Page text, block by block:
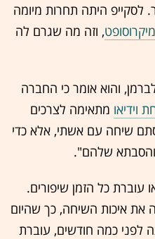
לסקייפ היתה תחרות מיומה
מיקרוסופט, וזה מה שגרם לה
והוא אומר כי החברה
וידיאו מתאימה לצרכים
שיחה עם אשתי, אלא כדי
והסבתא שלהם".
עוברת כל הזמן שיפורים.
את איכות השיחה, כך שהיום
לפני כמה חודשים, עוברת